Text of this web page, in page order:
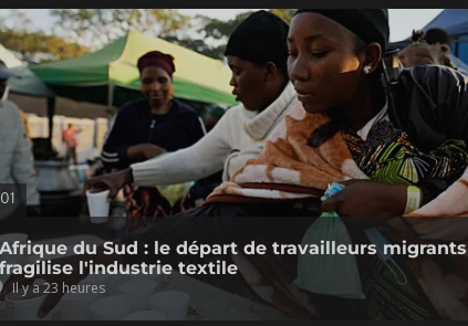
Afrique du Sud : le départ de travailleurs migrants
fragilise l'industrie textile
Il y a 23 heures